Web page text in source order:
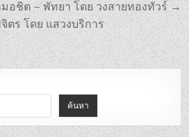
อชิต – พัทยา โดย วงสายทองทัวร์ →
ร โดย แสวงบริการ
ค้นหา